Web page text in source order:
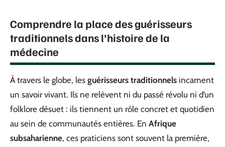
Comprendre la place des guérisseurs
traditionnels dans l’histoire de la
médecine
À travers le globe, les guérisseurs traditionnels incarnent
un savoir vivant. Ils ne relèvent ni du passé révolu ni d’un
folklore désuet : ils tiennent un rôle concret et quotidien
au sein de communautés entières. En Afrique
subsaharienne, ces praticiens sont souvent la première,